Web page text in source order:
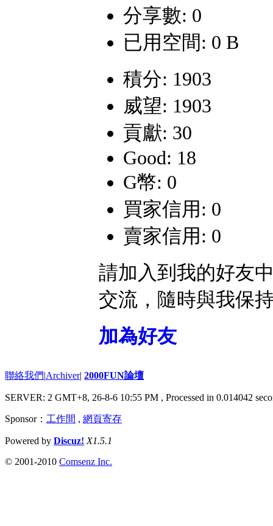
分享數: 0
已用空間: 0 B
積分: 1903
威望: 1903
貢獻: 30
Good: 18
G幣: 0
買家信用: 0
賣家信用: 0
請加入到我的好友
交流，隨時與我保
加為好友
聯絡我們|Archiver| 2000FUN論壇
SERVER: 2 GMT+8, 26-8-6 10:55 PM , Processed in 0.014042
Sponsor： 工作間 , 網頁寄存
Powered by Discuz! X1.5.1
© 2001-2010 Comsenz Inc.